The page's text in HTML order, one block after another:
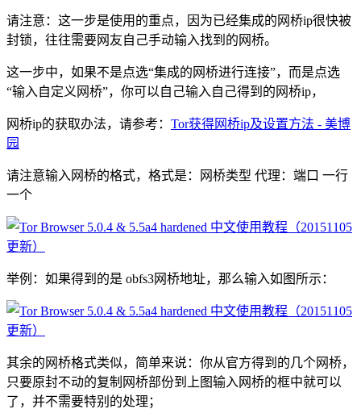
请注意：这一步是使用的重点，因为已经集成的网桥ip很快被
封锁，往往需要网友自己手动输入找到的网桥。
这一步中，如果不是点选“集成的网桥进行连接”，而是点选
“输入自定义网桥”，你可以自己输入自己得到的网桥ip，
网桥ip的获取办法，请参考： Tor获得网桥ip及设置方法 - 美博
园
请注意输入网桥的格式，格式是：网桥类型 代理：端口 一行
一个
举例：如果得到的是 obfs3网桥地址，那么输入如图所示：
其余的网桥格式类似，简单来说：你从官方得到的几个网桥，
只要原封不动的复制网桥部份到上图输入网桥的框中就可以
了，并不需要特别的处理；